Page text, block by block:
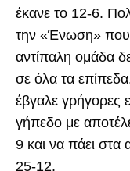
έκανε το 12-6.
την «Ένωση» που
αντίπαλη ομάδα
σε όλα τα
έβγαλε γρήγορες
γήπεδο με
9 και να πάει
25-12.